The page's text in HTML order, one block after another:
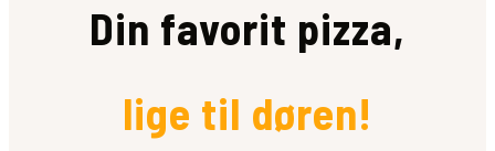
Din favorit pizza,
lige til døren!